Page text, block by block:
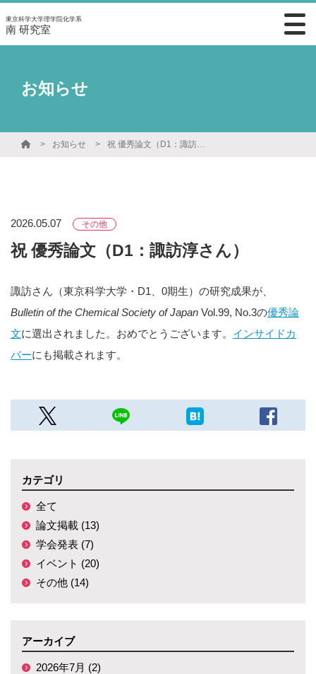
東京科学大学理学院化学系
南 研究室
お知らせ
お知らせ 祝 優秀論文（D1：諏訪淳さん）
2026.05.07 その他
祝 優秀論文（D1：諏訪淳さん）
諏訪さん（東京科学大学・D1、0期生）の研究成果が、
Bulletin of the Chemical Society of Japan Vol.99, No.3の優秀論
文に選出されました。おめでとうございます。 インサイドカ
バーにも掲載されます。
カテゴリ
全て
論文掲載 (13)
学会発表 (7)
イベント (20)
その他 (14)
アーカイブ
2026年7月 (2)